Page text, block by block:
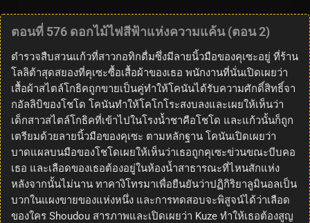
ตอนที่ 576 ดอกไม้ไฟสีฟ้าแห่งความแค้น (ตอน 2)
ตำรวจสืบสวนแก้วที่สาวกอทิกดื่มซึ่งมีลายนิ้วมือของคุเซะอยู่ ที่ร้าน
โลลิต้าสุดสยองที่คุเซะซื้อเสื้อผ้าของเธอ พนักงานที่นั่นเปิดเผยว่า
เสื้อผ้าสไตล์โกธิคถูกขายเป็นคู่ทำให้โคนันได้รับความศักดิ์สิทธิ์จา
กอัลลิบิของโชโด โคนันทำให้โคโกโระสงบลงและเผยให้เห็นว่า
เด็กสาวสไตล์โกธิคที่เข้าไปในโรงน้ำชาคือโชโด และแก้วนั้นก็ถูก
เตรียมด้วยลายนิ้วมือของคุเซะ ตามหลักฐาน โคนันเปิดเผยว่า
บาดแผลบนมือของโชโดเผยให้เห็นว่าเธอถูกคุเซะข่วนขณะบีบคอ
เธอ และเลือดของเธอต้องอยู่ในห้องน้ำสาธารณะที่ไหนสักแห่ง
หลังจากนั้นไม่นาน ทาคางิโทรมาเพื่อยืนยันว่าปฏิกิริยาลูมินอลเป็น
บวกในแผงขายของแห่งหนึ่ง และการทดสอบจะพิสูจน์ได้ว่าเลือด
ของใคร Shoudou สารภาพและเปิดเผยว่า Kuze ทำให้เธอต้องสูญ